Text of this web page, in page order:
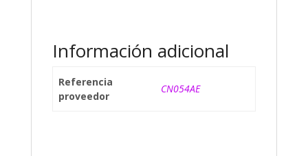
Información adicional
Referencia
proveedor
CN054AE